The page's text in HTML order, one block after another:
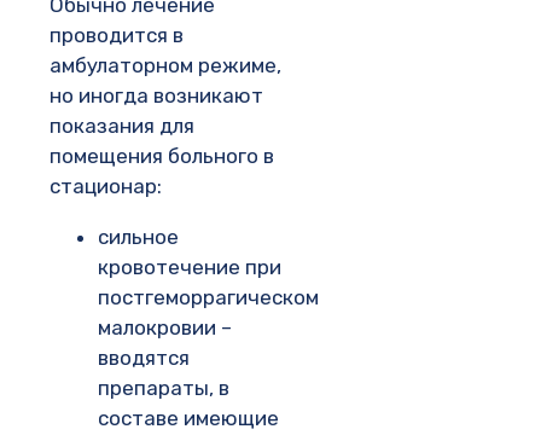
Обычно лечение
проводится в
амбулаторном режиме,
но иногда возникают
показания для
помещения больного в
стационар:
сильное
кровотечение при
постгеморрагическом
малокровии –
вводятся
препараты, в
составе имеющие